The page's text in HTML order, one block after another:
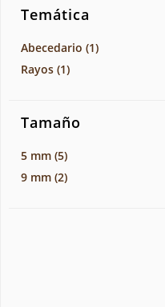
Temática
Abecedario (1)
Rayos (1)
Tamaño
5 mm (5)
9 mm (2)